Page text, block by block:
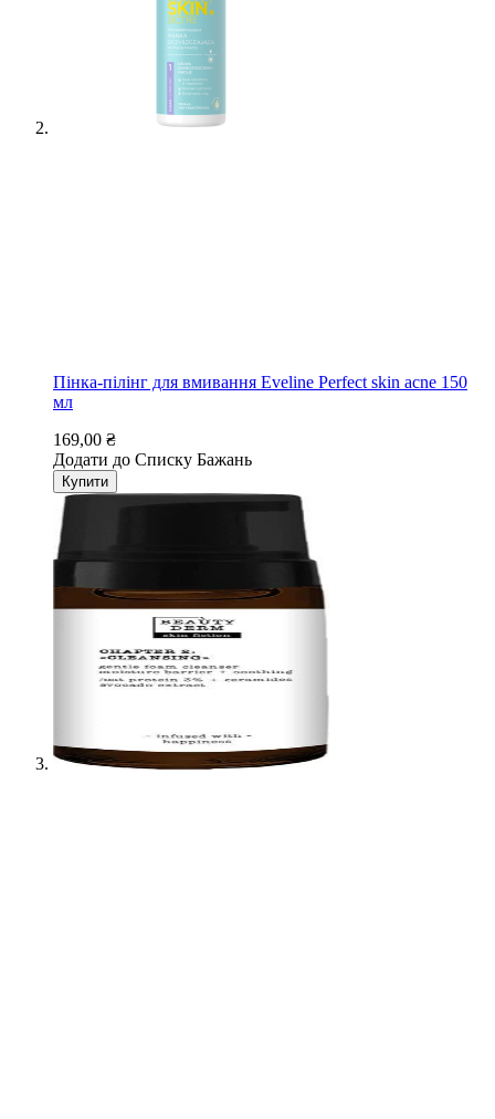
Пінка-пілінг для вмивання Eveline Perfect skin acne 150
мл
169,00 ₴
Додати до Списку Бажань
Купити